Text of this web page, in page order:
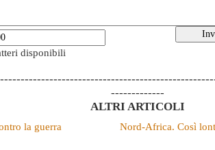
disponibili
-------------
ALTRI ARTICOLI
la guerra Nord-Africa. Così